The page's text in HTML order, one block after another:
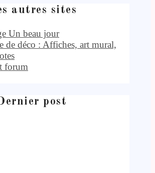
autres sites
Un beau jour
de déco : Affiches, art mural,
forum
post